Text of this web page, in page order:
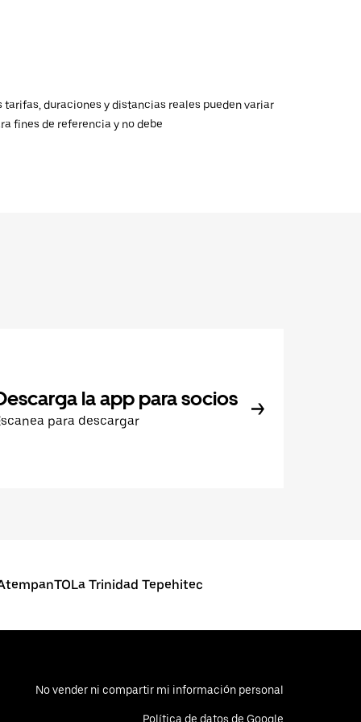
duraciones y distancias reales pueden variar
fines de referencia y no debe
la app para socios
para descargar
Trinidad Tepehitec
No vender ni compartir mi información personal
Política de datos de Google